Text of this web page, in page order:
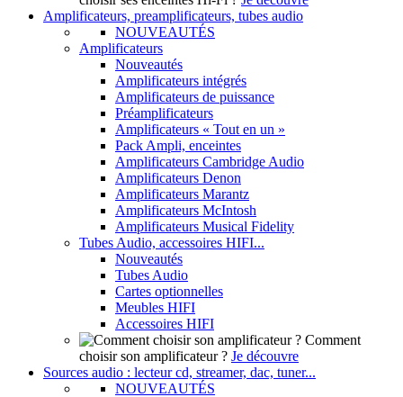
Amplificateurs, preamplificateurs, tubes audio
NOUVEAUTÉS
Amplificateurs
Nouveautés
Amplificateurs intégrés
Amplificateurs de puissance
Préamplificateurs
Amplificateurs « Tout en un »
Pack Ampli, enceintes
Amplificateurs Cambridge Audio
Amplificateurs Denon
Amplificateurs Marantz
Amplificateurs McIntosh
Amplificateurs Musical Fidelity
Tubes Audio, accessoires HIFI...
Nouveautés
Tubes Audio
Cartes optionnelles
Meubles HIFI
Accessoires HIFI
Comment
choisir son amplificateur ? Je découvre
Sources audio : lecteur cd, streamer, dac, tuner...
NOUVEAUTÉS